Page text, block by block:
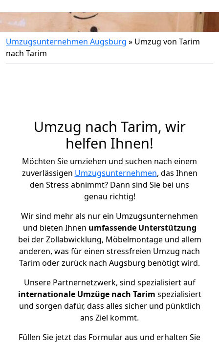
Umzugsunternehmen Augsburg » Umzug von Tarim
nach Tarim
Umzug nach Tarim, wir
helfen Ihnen!
Möchten Sie umziehen und suchen nach einem
zuverlässigen Umzugsunternehmen, das Ihnen
den Stress abnimmt? Dann sind Sie bei uns
genau richtig!
Wir sind mehr als nur ein Umzugsunternehmen
und bieten Ihnen umfassende Unterstützung
bei der Zollabwicklung, Möbelmontage und allem
anderen, was für einen stressfreien Umzug nach
Tarim oder zurück nach Augsburg benötigt wird.
Unsere Partnernetzwerk, sind spezialisiert auf
internationale Umzüge nach Tarim spezialisiert
und sorgen dafür, dass alles sicher und pünktlich
ans Ziel kommt.
Füllen Sie jetzt das Formular aus und erhalten Sie